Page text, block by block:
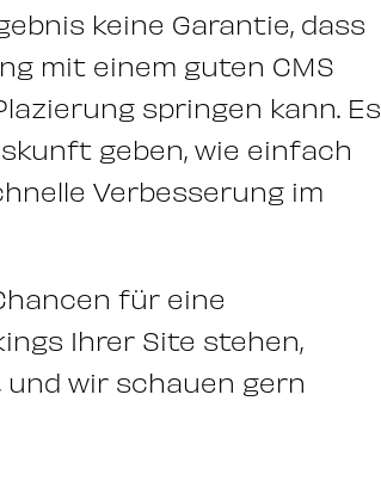
keine Garantie, dass
mit einem guten CMS
springen kann. Es
geben, wie einfach
Verbesserung im
für eine
Ihrer Site stehen,
und wir schauen gern